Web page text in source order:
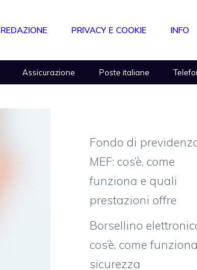
REDAZIONE PRIVACY E COOKIE INFO
Assicurazione Poste italiane
Fondo di
MEF: cos’è, come
funziona e quali
prestazioni offre
Borsellino
cos’è, come
sicurezza